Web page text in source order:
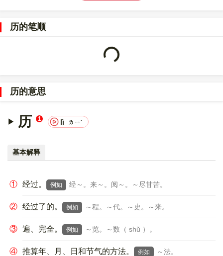
，10进制：21382，UTF-32：
00005386，UTF-8：E5 8E 86。
历的笔顺
Loading...
历的意思
历 1 lì ㄌㄧˋ
基本解释
① 经过。 例如 经～。来～。阅～。～尽甘苦。
② 经过了的。 例如 ～程。～代。～史。～来。
③ 遍、完全。 例如 ～览。～数（ shǔ ）。
④ 推算年、月、日和节气的方法。 例如 ～法。